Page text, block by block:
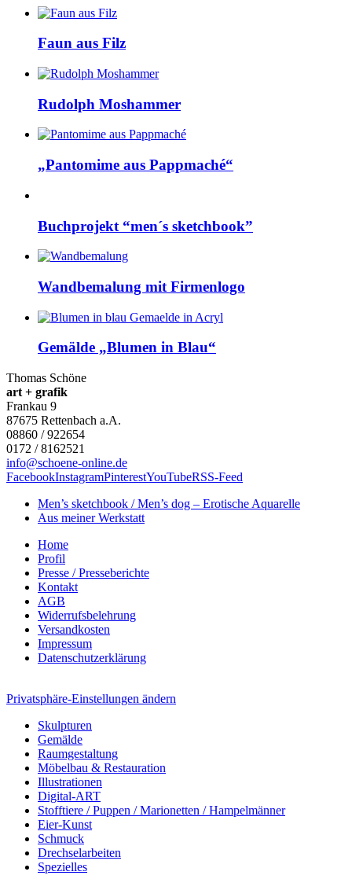
Faun aus Filz
Rudolph Moshammer
„Pantomime aus Pappmaché“
Buchprojekt “men´s sketchbook”
Wandbemalung mit Firmenlogo
Gemälde „Blumen in Blau“
Thomas Schöne
art + grafik
Frankau 9
87675 Rettenbach a.A.
08860 / 922654
0172 / 8162521
info@schoene-online.de
FacebookInstagramPinterestYouTubeRSS-Feed
Men’s sketchbook / Men’s dog – Erotische Aquarelle
Aus meiner Werkstatt
Home
Profil
Presse / Presseberichte
Kontakt
AGB
Widerrufsbelehrung
Versandkosten
Impressum
Datenschutzerklärung
Privatsphäre-Einstellungen ändern
Skulpturen
Gemälde
Raumgestaltung
Möbelbau & Restauration
Illustrationen
Digital-ART
Stofftiere / Puppen / Marionetten / Hampelmänner
Eier-Kunst
Schmuck
Drechselarbeiten
Spezielles